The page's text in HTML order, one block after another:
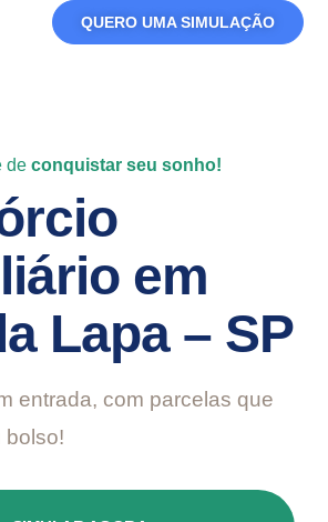
QUERO UMA SIMULAÇÃO
de conquistar seu sonho!
em
Lapa – SP
entrada, com parcelas que
bolso!